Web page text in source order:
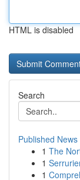
HTML is disabled
Search
Published News
1 The
1
1